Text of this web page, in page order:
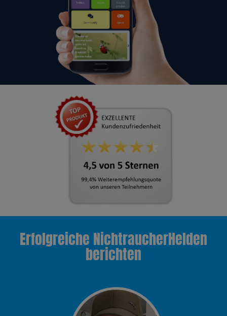
Erfolgreiche NichtraucherHelden
berichten